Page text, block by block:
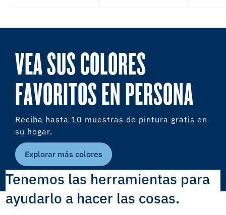
VEA SUS COLORES
FAVORITOS EN PERSONA
Reciba hasta 10 muestras de pintura gratis en
su hogar.
Explorar más colores
Tenemos las herramientas para
ayudarlo a hacer las cosas.